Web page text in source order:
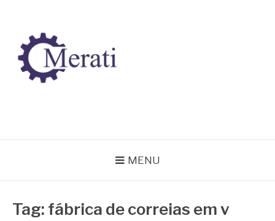
conteúdo
MENU
Tag: fábrica de correias em v